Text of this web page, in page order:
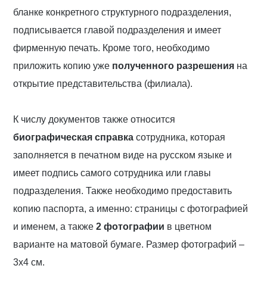
бланке конкретного структурного подразделения,
подписывается главой подразделения и имеет
фирменную печать. Кроме того, необходимо
приложить копию уже полученного разрешения на
открытие представительства (филиала).
К числу документов также относится
биографическая справка сотрудника, которая
заполняется в печатном виде на русском языке и
имеет подпись самого сотрудника или главы
подразделения. Также необходимо предоставить
копию паспорта, а именно: страницы с фотографией
и именем, а также2 фотографии в цветном
варианте на матовой бумаге. Размер фотографий –
3х4 см.